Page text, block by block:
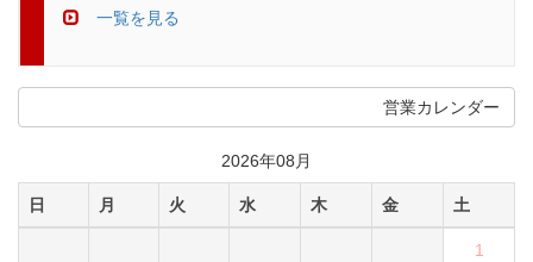
一覧を見る
営業カレンダー
2026年08月
日 月 火 水 木 金 土
1